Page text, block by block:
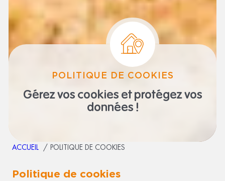
POLITIQUE DE COOKIES
Gérez vos cookies et protégez vos
données !
ACCUEIL POLITIQUE DE COOKIES
Politique de cookies